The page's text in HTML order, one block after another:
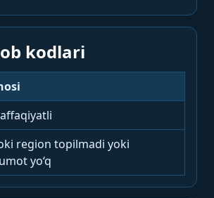
kodlari
region topilmadi yoki
yo‘q